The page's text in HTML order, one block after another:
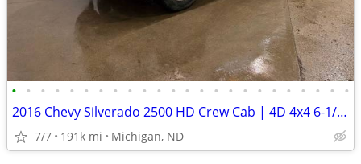
• • • • • • • • • • • • • • • • • • • • • • • •
2016 Chevy Silverado 2500 HD Crew Cab | 4D 4x4 6-1/2ft. | 190k Miles
7/7 191k mi Michigan, ND